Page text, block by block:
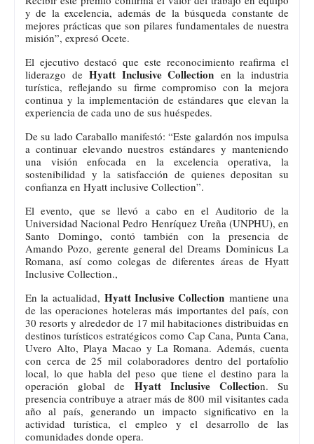
y de la excelencia, además de la búsqueda constante de
mejores prácticas que son pilares fundamentales de nuestra
misión”, expresó Ocete.
El ejecutivo destacó que este reconocimiento reafirma el
liderazgo deHyatt Inclusive Collection en la industria
turística, reflejando su firme compromiso con la mejora
continua y la implementación de estándares que elevan la
experiencia de cada uno de sus huéspedes.
De su lado Caraballo manifestó: “Este galardón nos impulsa
a continuar elevando nuestros estándares y manteniendo
una visión enfocada en la excelencia operativa, la
sostenibilidad y la satisfacción de quienes depositan su
confianza en Hyatt inclusive Collection”.
El evento, que se llevó a cabo en el Auditorio de la
Universidad Nacional Pedro Henríquez Ureña (UNPHU), en
Santo Domingo, contó también con la presencia de
Amando Pozo, gerente general del Dreams Dominicus La
Romana, así como colegas de diferentes áreas de Hyatt
Inclusive Collection.,
En la actualidad, Hyatt Inclusive Collection mantiene una
de las operaciones hoteleras más importantes del país, con
30 resorts y alrededor de 17 mil habitaciones distribuidas en
destinos turísticos estratégicos como Cap Cana, Punta Cana,
Uvero Alto, Playa Macao y La Romana. Además, cuenta
con cerca de 25 mil colaboradores dentro del portafolio
local, lo que habla del peso que tiene el destino para la
operación global de Hyatt Inclusive Collection. Su
presencia contribuye a atraer más de 800 mil visitantes cada
año al país, generando un impacto significativo en la
actividad turística, el empleo y el desarrollo de las
comunidades donde opera.